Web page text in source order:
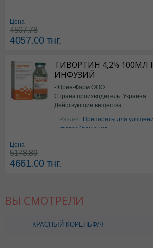
Цена
4507.78
4057.00тнг.
ТИВОРТИН 4,2% 100МЛ
ИНФУЗИЙ
-Юрия-Фарм ООО
Страна производитель: Украина
Действующие вещества:
Аргинин
Раздел: Препараты для
кровообращения
Цена
5178.89
4661.00тнг.
ВЫ СМОТРЕЛИ
КРАСНЫЙ КОРЕНЬФ/Ч